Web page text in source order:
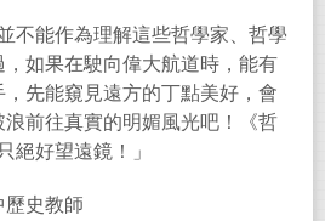
不能作為理解這些哲學家、哲學
如果在駛向偉大航道時，能有
先能窺見遠方的丁點美好，會
前往真實的明媚風光吧！《哲
絕好望遠鏡！」
史教師